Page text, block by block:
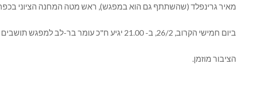
מאיר גרינפלד (שהשתתף גם הוא במפגש), ראש מטה המחנה הציוני
ביום חמישי הקרוב, 26/2, ב- 21.00 יגיע ח"כ עומר בר-לב למפגש תושבים במועדון 50 +.
הציבור מוזמן.